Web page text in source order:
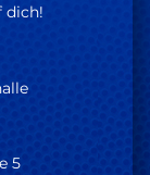
dich!
5